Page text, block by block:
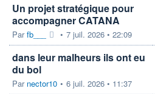
Un projet stratégique pour
accompagner CATANA
Parfb___ • 7 juil. 2026 • 22:09
dans leur malheurs ils ont eu
du bol
Par nector10 • 6 juil. 2026 • 11:37